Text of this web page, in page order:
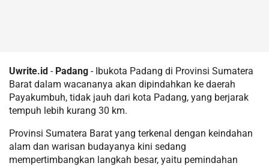
Uwrite.id - Padang - Ibukota Padang di Provinsi Sumatera
Barat dalam wacananya akan dipindahkan ke daerah
Payakumbuh, tidak jauh dari kota Padang, yang berjarak
tempuh lebih kurang 30 km.
Provinsi Sumatera Barat yang terkenal dengan keindahan
alam dan warisan budayanya kini sedang
mempertimbangkan langkah besar, yaitu pemindahan